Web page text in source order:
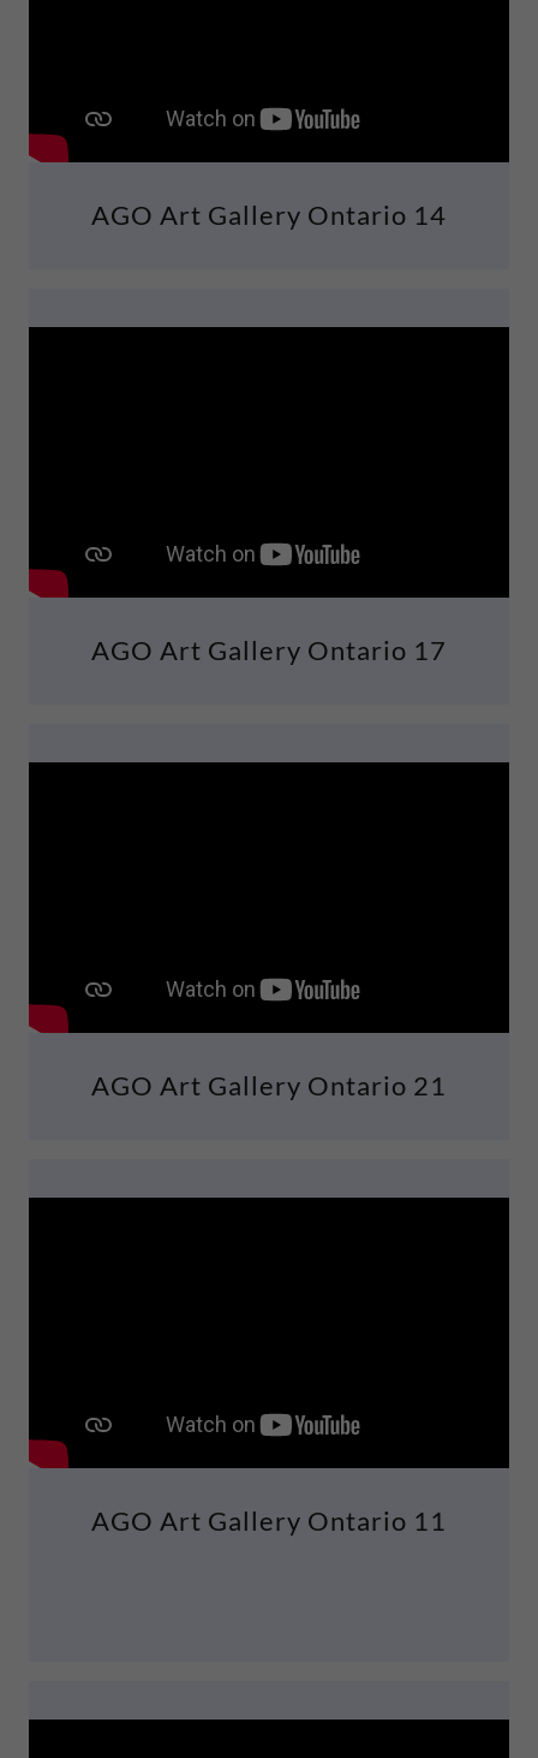
AGO Art Gallery Ontario 14
AGO Art Gallery Ontario 17
AGO Art Gallery Ontario 21
AGO Art Gallery Ontario 11